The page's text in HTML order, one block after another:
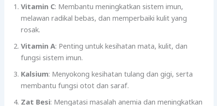
Vitamin C: Membantu meningkatkan sistem imun,
melawan radikal bebas, dan memperbaiki kulit yang
rosak.
Vitamin A: Penting untuk kesihatan mata, kulit, dan
fungsi sistem imun.
Kalsium: Menyokong kesihatan tulang dan gigi, serta
membantu fungsi otot dan saraf.
Zat Besi: Mengatasi masalah anemia dan meningkatkan